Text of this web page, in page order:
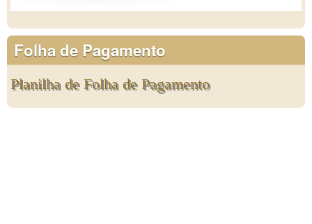
Folha de Pagamento
Planilha de Folha de Pagamento